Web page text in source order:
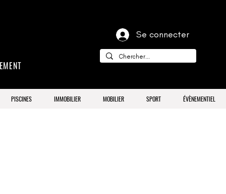
Se connecter
PISCINES IMMOBILIER MOBILIER SPORT ÉVÈNEMENTIEL